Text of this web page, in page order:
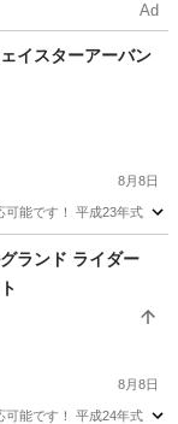
Ad
イスターアーバン
8月8日
可能です！ 平成23年式
ヴォクシー
ランド ライダー
8月8日
可能です！ 平成24年式